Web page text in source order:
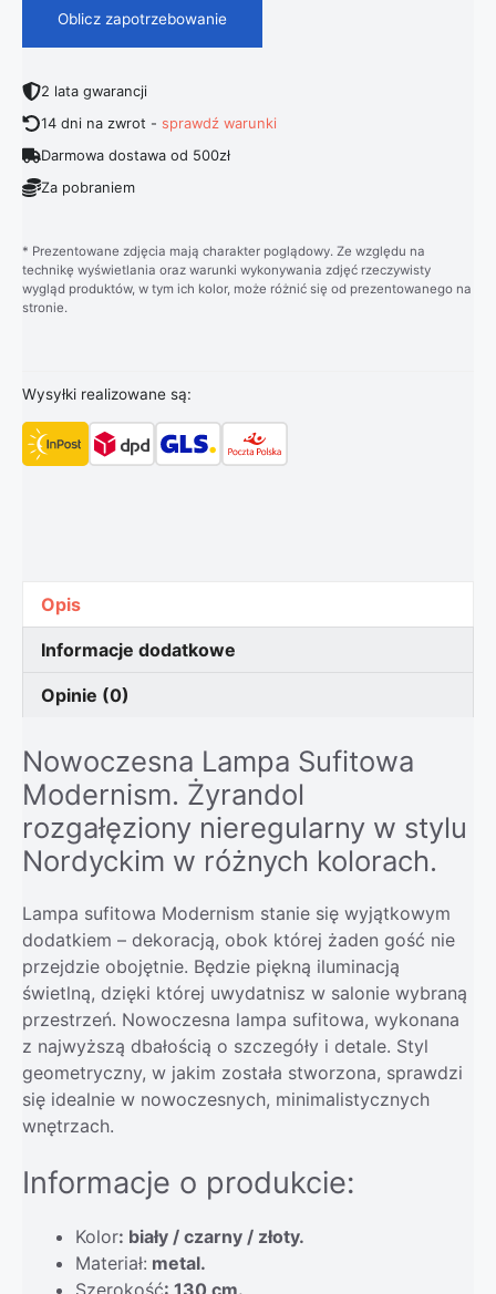
Oblicz zapotrzebowanie
2 lata gwarancji
14 dni na zwrot -sprawdź warunki
Darmowa dostawa od 500zł
Za pobraniem
* Prezentowane zdjęcia mają charakter poglądowy. Ze względu na
technikę wyświetlania oraz warunki wykonywania zdjęć rzeczywisty
wygląd produktów, w tym ich kolor, może różnić się od prezentowanego na
stronie.
Wysyłki realizowane są:
Opis
Informacje dodatkowe
Opinie (0)
Nowoczesna Lampa Sufitowa
Modernism. Żyrandol
rozgałęziony nieregularny w stylu
Nordyckim w różnych kolorach.
Lampa sufitowa Modernism stanie się wyjątkowym
dodatkiem – dekoracją, obok której żaden gość nie
przejdzie obojętnie. Będzie piękną iluminacją
świetlną, dzięki której uwydatnisz w salonie wybraną
przestrzeń. Nowoczesna lampa sufitowa, wykonana
z najwyższą dbałością o szczegóły i detale. Styl
geometryczny, w jakim została stworzona, sprawdzi
się idealnie w nowoczesnych, minimalistycznych
wnętrzach.
Informacje o produkcie:
Kolor: biały / czarny / złoty.
Materiał: metal.